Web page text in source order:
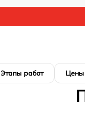
Этапы работ Цены